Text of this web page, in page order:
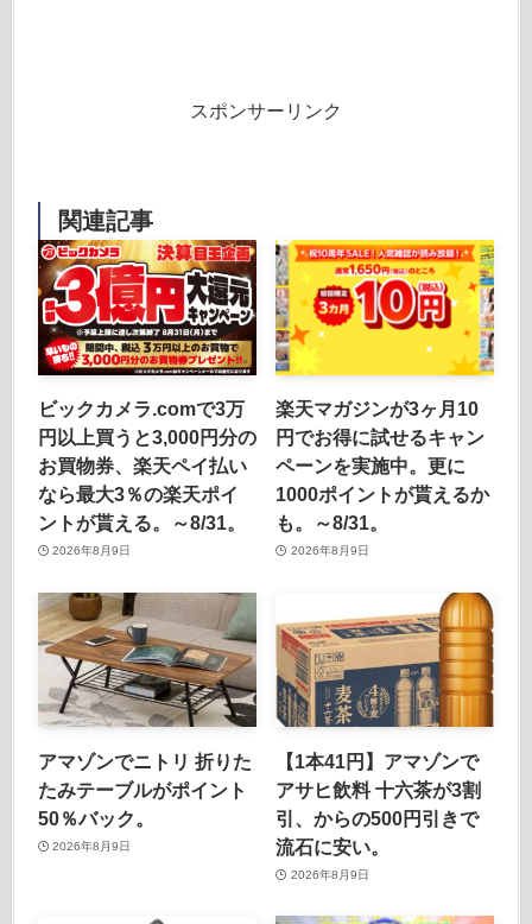
スポンサーリンク
関連記事
ビックカメラ.comで3万
円以上買うと3,000円分の
お買物券、楽天ペイ払い
なら最大3％の楽天ポイ
ントが貰える。～8/31。
2026年8月9日
楽天マガジンが3ヶ月10
円でお得に試せるキャン
ペーンを実施中。更に
1000ポイントが貰えるか
も。～8/31。
2026年8月9日
アマゾンでニトリ 折りた
たみテーブルがポイント
50％バック。
2026年8月9日
【1本41円】アマゾンで
アサヒ飲料 十六茶が3割
引、からの500円引きで
流石に安い。
2026年8月9日